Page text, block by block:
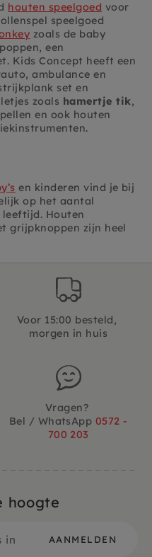
houten speelgoed voor
speelgoed
zoals de baby
een
Kids Concept heeft een
ambulance en
set en
zoals hamertje tik,
en ook houten
en kinderen vind je bij
op het aantal
leeftijd. Houten
grijpknoppen zijn heel
Voor 15:00 besteld,
morgen in huis
Vragen?
Bel / WhatsApp 0572 -
700 203
hoogte